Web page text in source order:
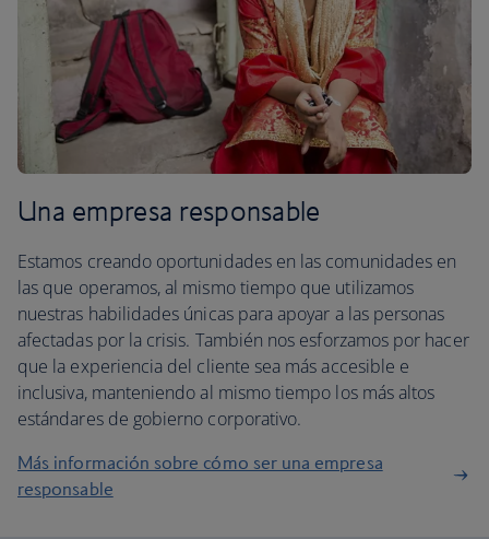
Una empresa responsable
Estamos creando oportunidades en las comunidades en
las que operamos, al mismo tiempo que utilizamos
nuestras habilidades únicas para apoyar a las personas
afectadas por la crisis. También nos esforzamos por hacer
que la experiencia del cliente sea más accesible e
inclusiva, manteniendo al mismo tiempo los más altos
estándares de gobierno corporativo.
Más información sobre cómo ser una empresa
responsable